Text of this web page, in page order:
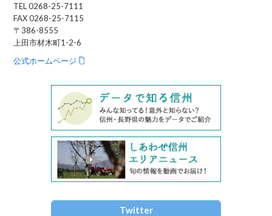
TEL 0268-25-7111
FAX 0268-25-7115
〒386-8555
上田市材木町1-2-6
公式ホームページ
Twitter